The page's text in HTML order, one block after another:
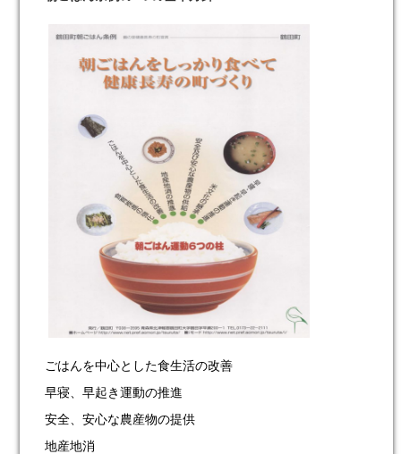
ごはんを中心とした食生活の改善
早寝、早起き運動の推進
安全、安心な農産物の提供
地産地消